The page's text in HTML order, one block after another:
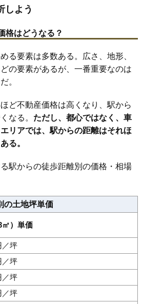
5.1万円
3.6万円
2.6万円 200万円 16.4%
2.2万円 307万円 4.8%
しよう
格はどうなる？
る要素は多数ある。広さ、地形、
の要素があるが、一番重要なのは
。
ど不動産価格は高くなり、駅から
なる。 ただし、都心ではなく、車
リアでは、駅からの距離はそれほ
る。
駅からの徒歩距離別の価格・相場
の土地坪単価
㎡）単価
／坪
／坪
／坪
／坪